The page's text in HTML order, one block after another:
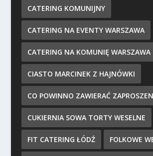
CATERING KOMUNIJNY
CATERING NA EVENTY WARSZAWA
CATERING NA KOMUNIĘ WARSZAWA
CIASTO MARCINEK Z HAJNÓWKI
CO POWINNO ZAWIERAĆ
CUKIERNIA SOWA TORTY WESELNE
FIT CATERING ŁÓDŹ FOLKOWE